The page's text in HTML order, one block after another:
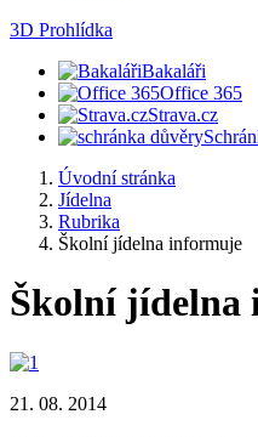
3D Prohlídka
Bakaláři
Office 365
Strava.cz
Úvodní stránka
Jídelna
Rubrika
Školní jídelna informuje
Školní jídelna
21. 08. 2014